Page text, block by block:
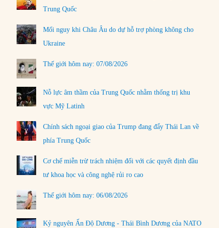
Trung Quốc
Mối nguy khi Châu Âu do dự hỗ trợ phòng không cho
Ukraine
Thế giới hôm nay: 07/08/2026
Nỗ lực âm thầm của Trung Quốc nhằm thống trị khu
vực Mỹ Latinh
Chính sách ngoại giao của Trump đang đẩy Thái Lan về
phía Trung Quốc
Cơ chế miễn trừ trách nhiệm đối với các quyết định đầu
tư khoa học và công nghệ rủi ro cao
Thế giới hôm nay: 06/08/2026
Kỷ nguyên Ấn Độ Dương - Thái Bình Dương của NATO